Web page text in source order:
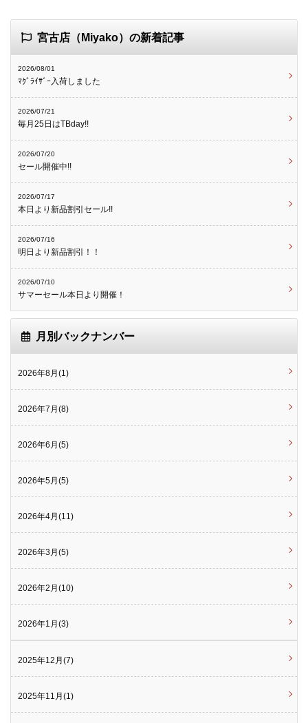
宮古店（Miyako）の新着記事
2026/08/01
ﾏｸﾞﾗｲｻﾞｰ入荷しました
2026/07/21
毎月25日はTBday!!
2026/07/20
セール開催中!!
2026/07/17
本日より新品割引セール!!
2026/07/16
明日より新品割引！！
2026/07/10
サマーセール本日より開催！
月別バックナンバー
2026年8月(1)
2026年7月(8)
2026年6月(5)
2026年5月(5)
2026年4月(11)
2026年3月(5)
2026年2月(10)
2026年1月(3)
2025年12月(7)
2025年11月(1)